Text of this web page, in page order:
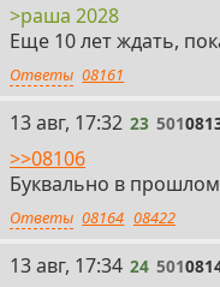
>раша 2028
Еще 10 лет ждать,
Ответы 08161
23
13 авг, 17:32 23 501
>>08106
Буквально в
Ответы 08164 08422
24
13 авг, 17:34 24 501